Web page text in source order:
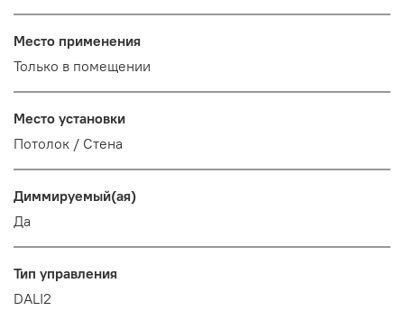
Место применения
Только в помещении
Место установки
Потолок / Cтена
Диммируемый(ая)
Да
Тип управления
DALI2